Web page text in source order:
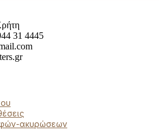
31 4445
ακυρώσεων